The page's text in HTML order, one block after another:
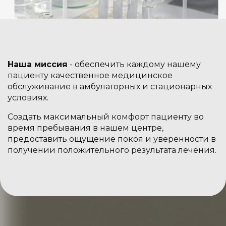
Наша миссия - обеспечить каждому нашему
пациенту качественное медицинское
обслуживание в амбулаторных и стационарных
условиях.
Создать максимальный комфорт пациенту во
время пребывания в нашем центре,
предоставить ощущение покоя и уверенности в
получении положительного результата лечения.